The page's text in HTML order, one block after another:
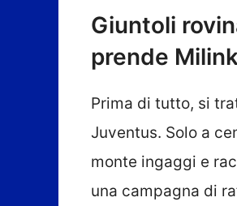
Giuntoli
prende
Prima di tutto, si
Juventus. Solo a
monte ingaggi e
una campagna di